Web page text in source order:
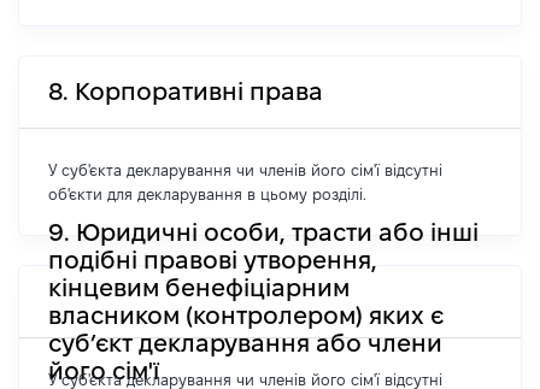
8. Корпоративні права
У суб'єкта декларування чи членів його сім'ї відсутні
об'єкти для декларування в цьому розділі.
9. Юридичні особи, трасти або інші
подібні правові утворення,
кінцевим бенефіціарним
власником (контролером) яких є
суб’єкт декларування або члени
його сім'ї
У суб'єкта декларування чи членів його сім'ї відсутні